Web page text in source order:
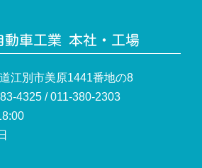
動車工業 本社・工場
江別市美原1441番地の8
4325 / 011-380-2303